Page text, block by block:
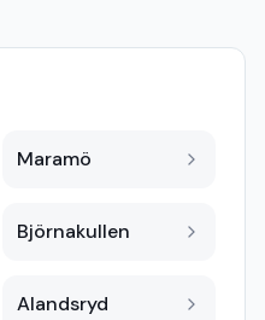
Maramö
Björnakullen
Alandsryd